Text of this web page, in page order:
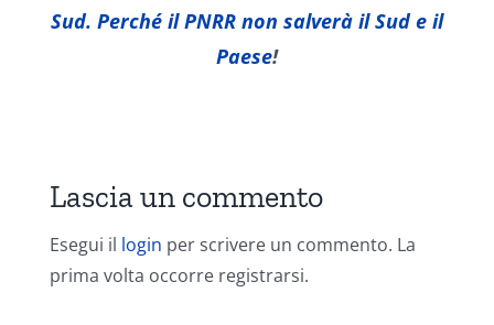
Sud. Perché il PNRR non salverà il Sud e il
Paese!
Lascia un commento
Esegui il login per scrivere un commento. La
prima volta occorre registrarsi.